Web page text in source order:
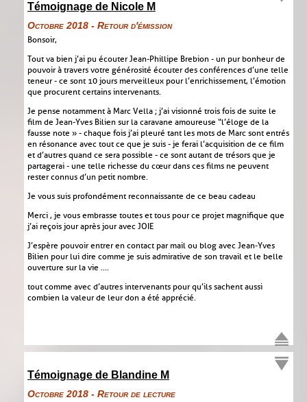
Témoignage de Nicole M
Octobre 2018 - Retour d'émission
Bonsoir,
Tout va bien j’ai pu écouter Jean-Phillipe Brebion - un pur bonheur de
pouvoir à travers votre générosité écouter des conférences d’une telle
teneur - ce sont 10 jours merveilleux pour l’enrichissement, l’émotion
que procurent certains intervenants.
Je pense notamment à Marc Vella ; j’ai visionné trois fois de suite le
film de Jean-Yves Bilien sur la caravane amoureuse “l’éloge de la
fausse note » - chaque fois j’ai pleuré tant les mots de Marc sont entrés
en résonance avec tout ce que je suis - je ferai l’acquisition de ce film
et d’autres quand ce sera possible - ce sont autant de trésors que je
partagerai - une telle richesse du cœur dans ces films ne peuvent
rester connus d’un petit nombre.
Je vous suis profondément reconnaissante de ce beau cadeau
Merci , je vous embrasse toutes et tous pour ce projet magnifique que
j’ai reçois jour après jour avec JOIE
J’espère pouvoir entrer en contact par mail ou blog avec Jean-Yves
Bilien pour lui dire comme je suis admirative de son travail et le belle
ouverture sur la vie ....
tout comme avec d’autres intervenants pour qu’ils sachent aussi
combien la valeur de leur don a été apprécié.
Témoignage de Blandine M
Octobre 2018 - Retour de lecture